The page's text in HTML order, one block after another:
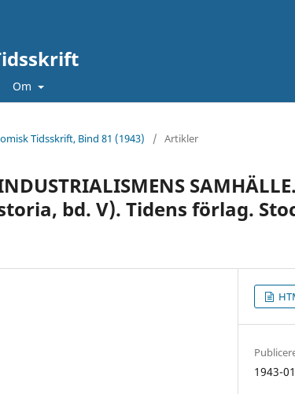
Om
Tidsskrift, Bind 81 (1943) / Artikler
bd. V). Tidens förlag.
1943-